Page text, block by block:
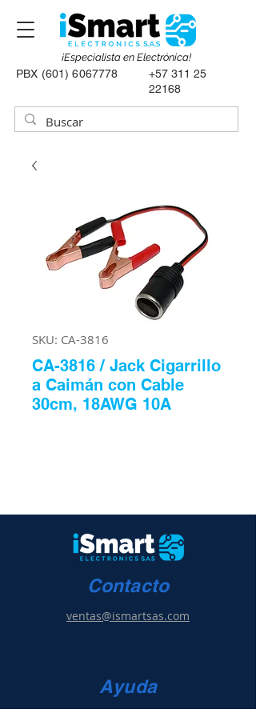
PBX (601) 6067778
+57 311 25
22168
¡Especialista en Electrónica!
SKU: CA-3816
CA-3816 / Jack Cigarrillo
a Caimán con Cable
30cm, 18AWG 10A
Contacto
ventas@ismartsas.com
Ayuda